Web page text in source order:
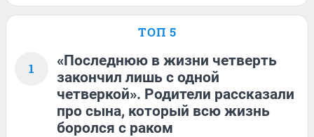
ТОП 5
1
«Последнюю в жизни четверть
закончил лишь с одной
четверкой». Родители рассказали
про сына, который всю жизнь
боролся с раком